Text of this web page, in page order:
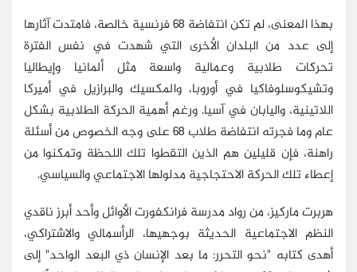
بهذا المعنى، لم تكن انتفاضة 68 فرنسية خالصة، فامتدت آثارها
إلى عدد من البلدان الأخرى التي شهدت في نفس الفترة
تحركات طلابية وعمالية واسعة مثل ألمانيا وإيطاليا
وتشيكوسلوفاكيا في أوروبا، والمكسيك والبرازيل في أميركا
اللاتينية، واليابان في آسيا. ورغم أهمية الحركة الطلابية بشكل
عام وما فجرته انتفاضة طلاب 68 على وجه الخصوص من أسئلة
راهنة، فإن قليلين هم الذين التقطوا تلك اللحظة وتمكنوا من
إعطاء تلك الحركة الاحتجاجية مدلولها الاجتماعي والسياسي.
هربرت ماركيز، من رواد مدرسة فرانكفورت الأوائل وأحد أبرز ناقدي
النظم الاجتماعية الحديثة بوجهيها، الرأسمالي والاشتراكي،
أهدى كتابه "نحو التحرر: ما بعد الإنسان ذي البعد الواحد" إلى